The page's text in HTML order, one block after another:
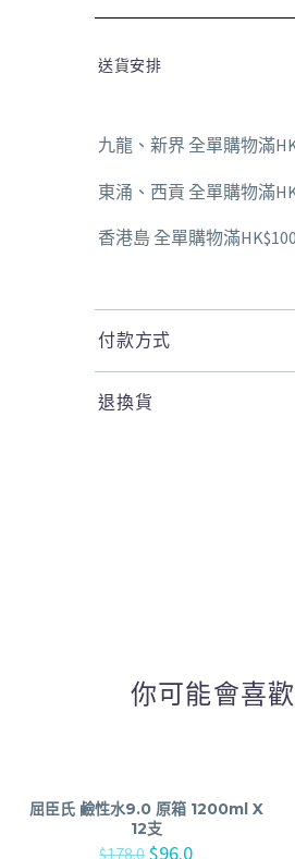
送貨安排
九龍、新界 全單購物滿
東涌、西貢 全單購物滿
香港島 全單購物滿
付款方式
退換貨
你可能會喜歡
屈臣氏 鹼性水9.0 原箱 1200ml X
12支
$178.0 $96.0